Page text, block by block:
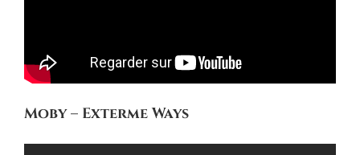
Moby – Exterme Ways